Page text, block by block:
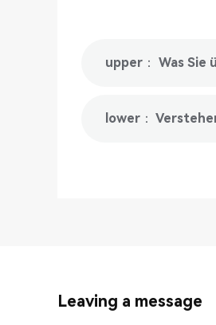
upper： Was
lower：
Leaving a message